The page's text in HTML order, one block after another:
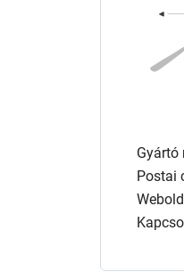
Gyártó
Postai